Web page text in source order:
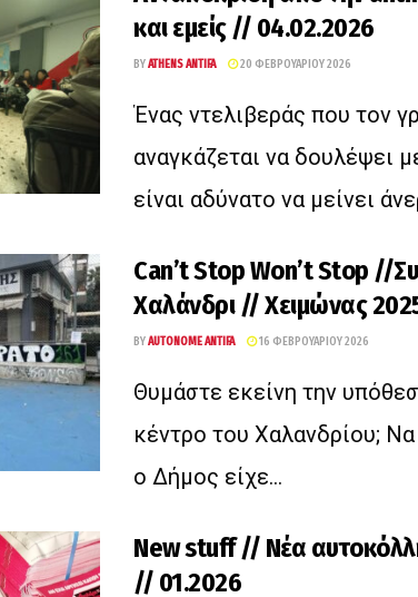
και εμείς // 04.02.2026
BYATHENS ANTIFA 20 ΦΕΒΡΟΥΑΡΊΟΥ 2026
Ένας ντελιβεράς που τον
αναγκάζεται να δουλέψει
είναι αδύνατο να μείνει
Can’t Stop Won’t Stop //
Χαλάνδρι // Χειμώνας
BYAUTONOME ANTIFA 16 ΦΕΒΡΟΥΑΡΊΟΥ 2026
Θυμάστε εκείνη την
κέντρο του Χαλανδρίου;
ο Δήμος είχε...
Νew stuff // Νέα
// 01.2026